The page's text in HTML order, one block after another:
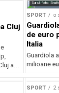
Cluj
a...
Sursă foto:
SPORT o
de euro
Italia
Guardiola
milioane
SPORT 2